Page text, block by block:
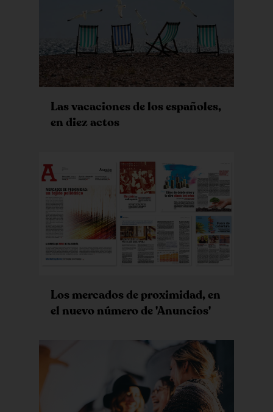
Las vacaciones de los españoles,
en diez actos
Los mercados de proximidad, en
el nuevo número de 'Anuncios'